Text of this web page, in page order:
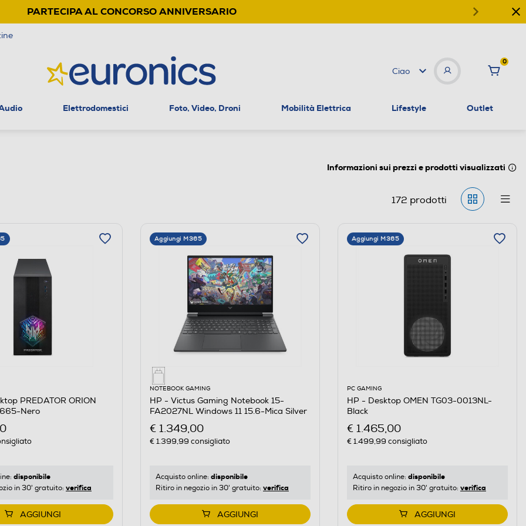
PARTECIPA AL CONCORSO ANNIVERSARIO
Ciao
0
Elettrodomestici Foto, Video, Droni Mobilità Elettrica Lifestyle Outlet
Informazioni sui prezzi e prodotti visualizzati
172 prodotti
PREDATOR ORION
Nero
disponibile
in 30' gratuito: verifica
AGGIUNGI
Aggiungi M365
NOTEBOOK GAMING
HP - Victus Gaming Notebook 15-
FA2027NL Windows 11 15.6-Mica Silver
€ 1.349,00
€ 1.399,99 consigliato
Acquisto online: disponibile
Ritiro in negozio in 30' gratuito: verifica
AGGIUNGI
Aggiungi M365
PC GAMING
HP - Desktop OMEN TG03-0013NL-
Black
€ 1.465,00
€ 1.499,99 consigliato
Acquisto online: disponibile
Ritiro in negozio in 30' gratuito: verifica
AGGIUNGI